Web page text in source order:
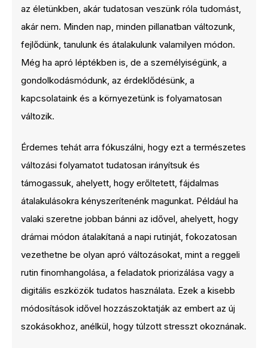
az életünkben, akár tudatosan veszünk róla tudomást,
akár nem. Minden nap, minden pillanatban változunk,
fejlődünk, tanulunk és átalakulunk valamilyen módon.
Még ha apró léptékben is, de a személyiségünk, a
gondolkodásmódunk, az érdeklődésünk, a
kapcsolataink és a környezetünk is folyamatosan
változik.
Érdemes tehát arra fókuszálni, hogy ezt a természetes
változási folyamatot tudatosan irányítsuk és
támogassuk, ahelyett, hogy erőltetett, fájdalmas
átalakulásokra kényszerítenénk magunkat. Például ha
valaki szeretne jobban bánni az idővel, ahelyett, hogy
drámai módon átalakítaná a napi rutinját, fokozatosan
vezethetne be olyan apró változásokat, mint a reggeli
rutin finomhangolása, a feladatok priorizálása vagy a
digitális eszközök tudatos használata. Ezek a kisebb
módosítások idővel hozzászoktatják az embert az új
szokásokhoz, anélkül, hogy túlzott stresszt okoznának.